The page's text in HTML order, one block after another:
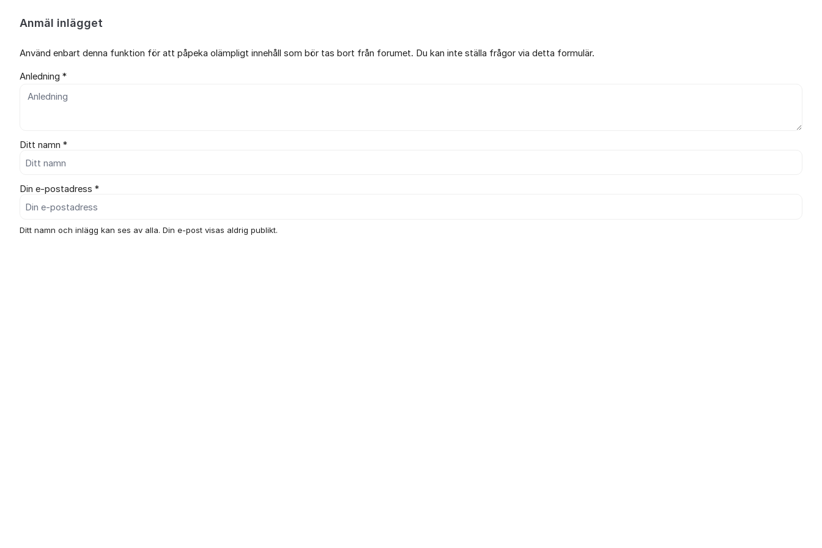
Anmäl inlägget
Använd enbart denna funktion för att påpeka olämpligt innehåll som bör tas bort från forumet. Du kan inte ställa frågor via detta formulär.
Anledning *
Ditt namn *
Din e-postadress *
Ditt namn och inlägg kan ses av alla. Din e-post visas aldrig publikt.